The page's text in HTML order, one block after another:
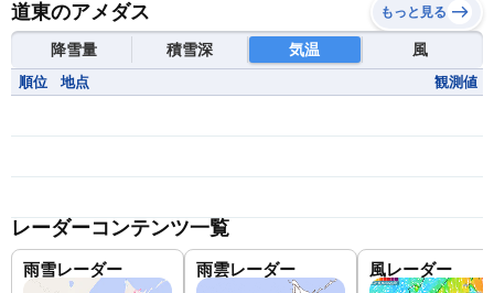
道東のアメダス もっと見る
降雪量 積雪深 気温 風
順位 地点 観測値
レーダーコンテンツ一覧
雨雪レーダー 雨雲レーダー 風レーダー